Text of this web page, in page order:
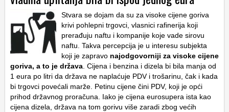
Stvara se dojam da su za visoke cijene goriva
krivi pohlepni trgovci, vlasnici rafinerija koji
prerađuju naftu i kompanije koje vade sirovu
naftu. Takva percepcija je u interesu subjekta
koji je zapravo najodgovorniji za visoke cijene
goriva, a to je država . Cijena i benzina i dizela bi bila manja od
1 eura po litri da država ne naplaćuje PDV i trošarinu, čak i kada
bi trgovci povećali marže. Petinu cijene čini PDV, koji je opći
prihod državnog proračuna. Iako je cijena eurosupera ista kao
cijena dizela, država na tom gorivu više zaradi zbog većih